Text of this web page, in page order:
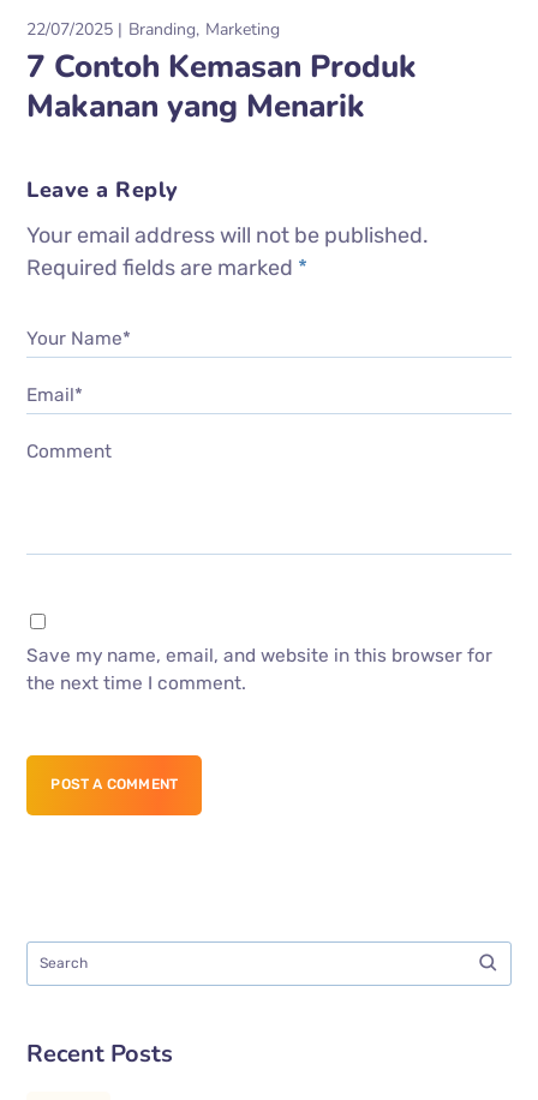
22/07/2025 Branding Marketing
7 Contoh Kemasan Produk
Makanan yang Menarik
Leave a Reply
Your email address will not be published.
Required fields are marked *
Your Name*
Email*
Comment
Save my name, email, and website in this browser for
the next time I comment.
POST A COMMENT
Recent Posts